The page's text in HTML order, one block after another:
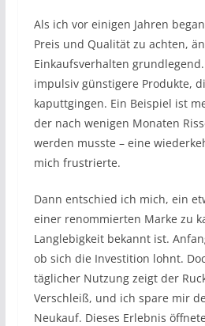
Als ich vor einigen Jahren
Preis und Qualität zu achten,
Einkaufsverhalten
impulsiv günstigere Produkte,
kaputtgingen. Ein Beispiel ist
der nach wenigen Monaten
werden musste – eine
mich frustrierte.
Dann entschied ich mich, ein
einer renommierten Marke zu
Langlebigkeit bekannt ist.
ob sich die Investition lohnt.
täglicher Nutzung zeigt der
Verschleiß, und ich spare mir
Neukauf. Dieses Erlebnis